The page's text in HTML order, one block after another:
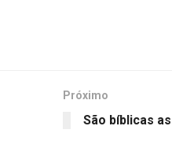
Próximo
São bíblicas